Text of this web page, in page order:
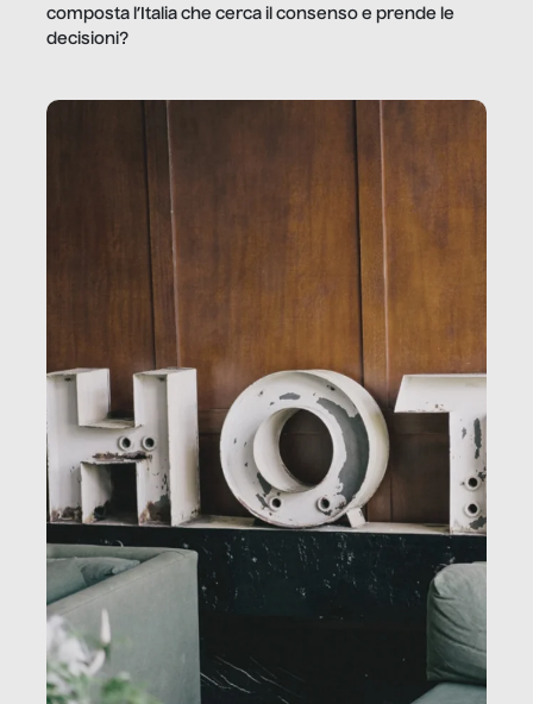
composta l’Italia che cerca il consenso e prende le
decisioni?